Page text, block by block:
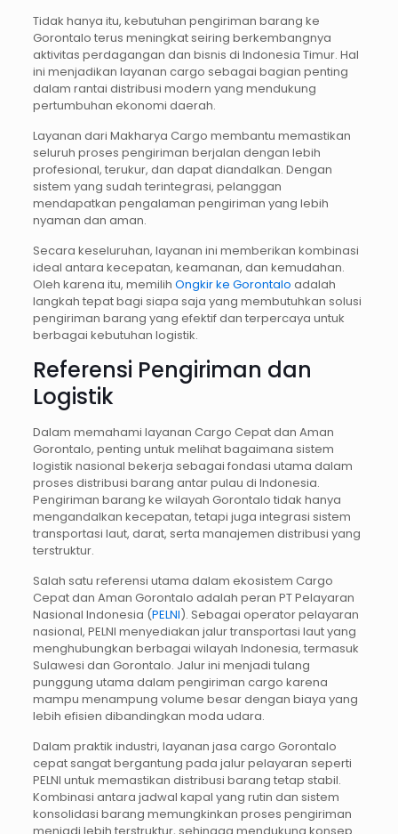
Tidak hanya itu, kebutuhan pengiriman barang ke
Gorontalo terus meningkat seiring berkembangnya
aktivitas perdagangan dan bisnis di Indonesia Timur. Hal
ini menjadikan layanan cargo sebagai bagian penting
dalam rantai distribusi modern yang mendukung
pertumbuhan ekonomi daerah.
Layanan dari Makharya Cargo membantu memastikan
seluruh proses pengiriman berjalan dengan lebih
profesional, terukur, dan dapat diandalkan. Dengan
sistem yang sudah terintegrasi, pelanggan
mendapatkan pengalaman pengiriman yang lebih
nyaman dan aman.
Secara keseluruhan, layanan ini memberikan kombinasi
ideal antara kecepatan, keamanan, dan kemudahan.
Oleh karena itu, memilih Ongkir ke Gorontalo adalah
langkah tepat bagi siapa saja yang membutuhkan solusi
pengiriman barang yang efektif dan terpercaya untuk
berbagai kebutuhan logistik.
Referensi Pengiriman dan
Logistik
Dalam memahami layanan Cargo Cepat dan Aman
Gorontalo, penting untuk melihat bagaimana sistem
logistik nasional bekerja sebagai fondasi utama dalam
proses distribusi barang antar pulau di Indonesia.
Pengiriman barang ke wilayah Gorontalo tidak hanya
mengandalkan kecepatan, tetapi juga integrasi sistem
transportasi laut, darat, serta manajemen distribusi yang
terstruktur.
Salah satu referensi utama dalam ekosistem Cargo
Cepat dan Aman Gorontalo adalah peran PT Pelayaran
Nasional Indonesia (PELNI). Sebagai operator pelayaran
nasional, PELNI menyediakan jalur transportasi laut yang
menghubungkan berbagai wilayah Indonesia, termasuk
Sulawesi dan Gorontalo. Jalur ini menjadi tulang
punggung utama dalam pengiriman cargo karena
mampu menampung volume besar dengan biaya yang
lebih efisien dibandingkan moda udara.
Dalam praktik industri, layanan jasa cargo Gorontalo
cepat sangat bergantung pada jalur pelayaran seperti
PELNI untuk memastikan distribusi barang tetap stabil.
Kombinasi antara jadwal kapal yang rutin dan sistem
konsolidasi barang memungkinkan proses pengiriman
menjadi lebih terstruktur, sehingga mendukung konsep